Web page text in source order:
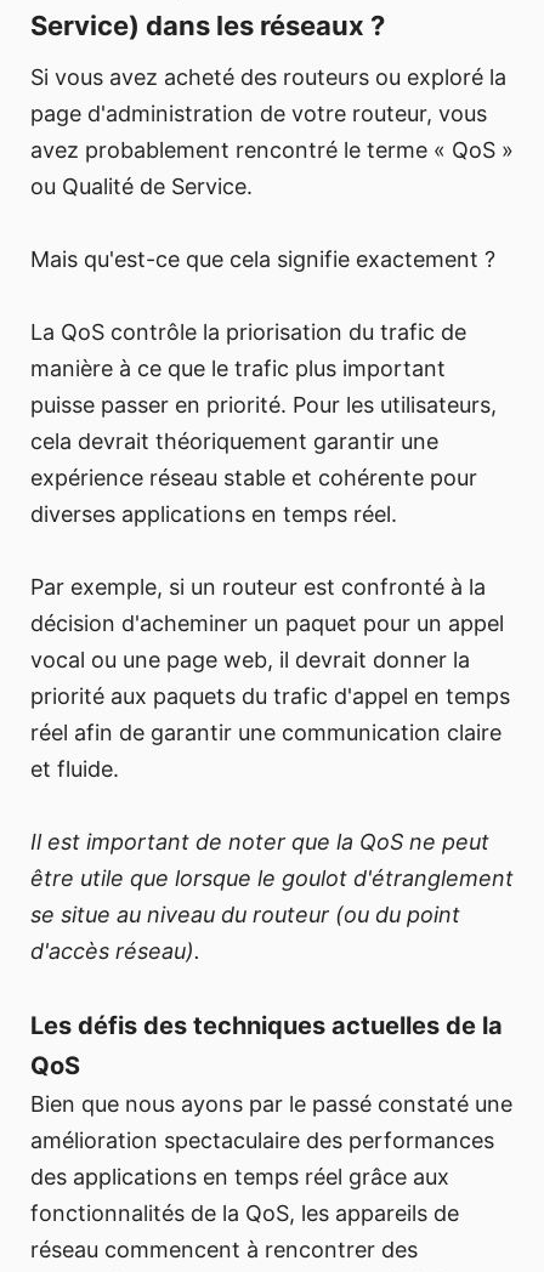
Service) dans les réseaux ?
Si vous avez acheté des routeurs ou exploré la
page d'administration de votre routeur, vous
avez probablement rencontré le terme « QoS »
ou Qualité de Service.
Mais qu'est-ce que cela signifie exactement ?
La QoS contrôle la priorisation du trafic de
manière à ce que le trafic plus important
puisse passer en priorité. Pour les utilisateurs,
cela devrait théoriquement garantir une
expérience réseau stable et cohérente pour
diverses applications en temps réel.
Par exemple, si un routeur est confronté à la
décision d'acheminer un paquet pour un appel
vocal ou une page web, il devrait donner la
priorité aux paquets du trafic d'appel en temps
réel afin de garantir une communication claire
et fluide.
Il est important de noter que la QoS ne peut
être utile que lorsque le goulot d'étranglement
se situe au niveau du routeur (ou du point
d'accès réseau).
Les défis des techniques actuelles de la
QoS
Bien que nous ayons par le passé constaté une
amélioration spectaculaire des performances
des applications en temps réel grâce aux
fonctionnalités de la QoS, les appareils de
réseau commencent à rencontrer des